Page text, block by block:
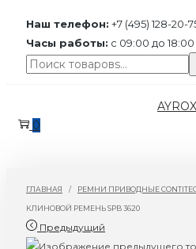
Наш телефон: +7 (495) 128-20-
Часы работы: с 09:00 до
Поиск:>
к
к
AYROX
0
ГЛАВНАЯ / РЕМНИ ПРИВОДНЫЕ
КЛИНОВОЙ РЕМЕНЬ SPB 3620
Предыдущий